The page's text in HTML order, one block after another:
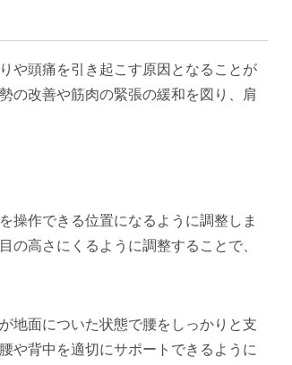
や頭痛を引き起こす原因となることが
の改善や筋肉の緊張の緩和を図り、肩
操作できる位置になるように調整しま
の高さにくるように調整することで、
地面についた状態で腰をしっかりと支
や背中を適切にサポートできるように